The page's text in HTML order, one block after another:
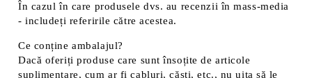
În cazul în care produsele dvs. au recenzii în mass-media
- includeți referirile către acestea.
Ce conține ambalajul?
Dacă oferiți produse care sunt însoțite de articole
suplimentare, cum ar fi cabluri, căști, etc., nu uita să le